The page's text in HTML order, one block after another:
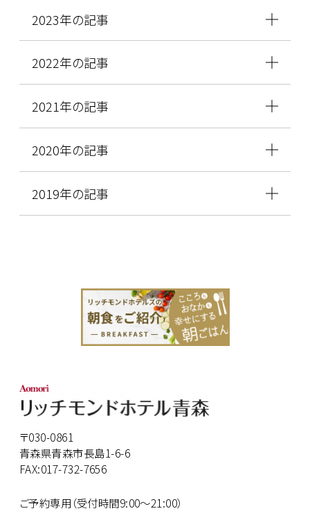
2023年の記事
2022年の記事
2021年の記事
2020年の記事
2019年の記事
〒030-0861
青森県青森市長島1-6-6
FAX:017-732-7656
ご予約専用（受付時間9:00～21:00）